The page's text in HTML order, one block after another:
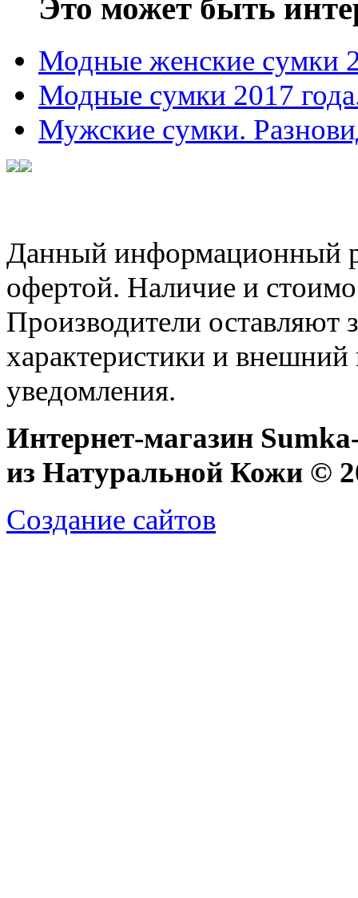
Это может быть
Модные женские сумки
Модные сумки 2017
Мужские сумки.
Данный информационный
офертой. Наличие и
Производители оставляют
характеристики и внешний
уведомления.
Интернет-магазин
из Натуральной Кожи ©
Создание сайтов